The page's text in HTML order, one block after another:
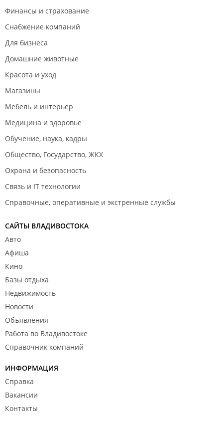
Финансы и страхование
Снабжение компаний
Для бизнеса
Домашние животные
Красота и уход
Магазины
Мебель и интерьер
Медицина и здоровье
Обучение, наука, кадры
Общество, Государство, ЖКХ
Охрана и безопасность
Связь и IT технологии
Справочные, оперативные и экстренные службы
САЙТЫ ВЛАДИВОСТОКА
Авто
Афиша
Кино
Базы отдыха
Недвижимость
Новости
Объявления
Работа во Владивостоке
Справочник компаний
ИНФОРМАЦИЯ
Справка
Вакансии
Контакты